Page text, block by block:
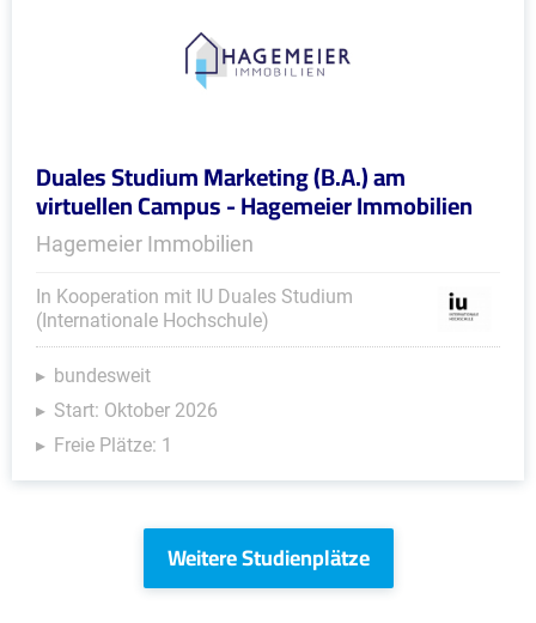
Duales Studium Marketing (B.A.) am
virtuellen Campus - Hagemeier Immobilien
Hagemeier Immobilien
In Kooperation mit IU Duales Studium
(Internationale Hochschule)
bundesweit
Start: Oktober 2026
Freie Plätze: 1
Weitere Studienplätze